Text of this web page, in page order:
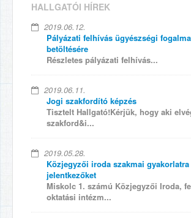
HALLGATÓI HÍREK
2019.06.12.
Pályázati felhívás ügyészségi
betöltésére
Részletes pályázati felhívás...
2019.06.11.
Jogi szakfordító képzés
Tisztelt Hallgató!Kérjük, hogy aki
szakford&i...
2019.05.28.
Közjegyzői iroda szakmai gyakorlatra
jelentkezőket
Miskolc 1. számú Közjegyzői Iroda,
oktatási intézm...